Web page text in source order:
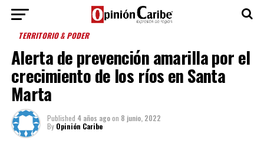
TERRITORIO & PODER
Alerta de prevención amarilla por el
crecimiento de los ríos en Santa
Marta
Published 4 años agoon 8 junio, 2022
By Opinión Caribe